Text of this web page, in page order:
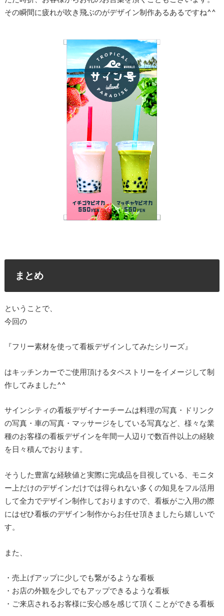
その瞬間に疲れが吹き飛ぶのがデザイン制作あるあるですね^^
まとめ
ということで、
今回の
『フリー素材を使って看板デザインしてみたシリーズ』
はキッチンカーでご使用頂けるタペストリーをイメージして制
作してみました^^
サインシティの看板デザイナーチームは料理の写真・ドリンク
の写真・車の写真・マッサージをしている写真など、様々な業
種のお客様の看板デザインを年間一人辺りで数百件以上の経験
を日々積んでおります。
そうした豊富な経験値と実際に完成品を目視している、モニタ
ー上だけのデザインだけでは得られない多くの知見をフル活用
して全力でデザイン制作しておりますので、看板がご入用の際
にはぜひ看板のデザイン制作からお任せ頂きましたら嬉しいで
す。
また、
・売上げアップに少しでも繋がるような看板
・お店の外観を少しでもアップできるような看板
・ご来店されるお客様に安心感を感じて頂くことができる看板